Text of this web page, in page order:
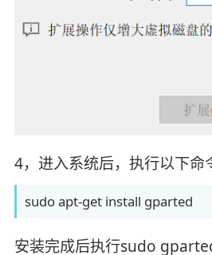
4，进入系统后，执行以下
sudo apt-get install gparted
安装完成后执行sudo